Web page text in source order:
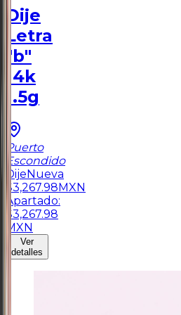
Dije
Letra
"b"
14k
1.5g
Puerto
Escondido
Dije Nueva
$3,267.98 MXN
Apartado:
$3,267.98
MXN
Ver
detalles